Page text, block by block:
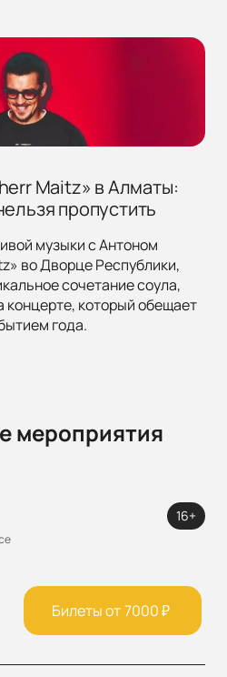
Maitz» в Алматы:
пропустить
музыки с Антоном
во Дворце Республики,
сочетание соула,
концерте, который обещает
года.
мероприятия
16+
Билеты от7000₽